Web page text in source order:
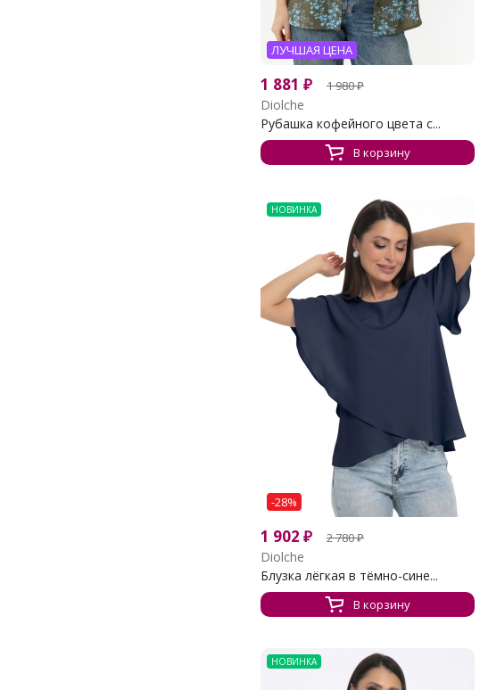
ЛУЧШАЯ ЦЕНА
1 881 ₽ 1 980₽
Diolche
Рубашка кофейного цвета с...
В корзину
НОВИНКА
-28%
1 902 ₽ 2 780₽
Diolche
Блузка лёгкая в тёмно-сине...
В корзину
НОВИНКА